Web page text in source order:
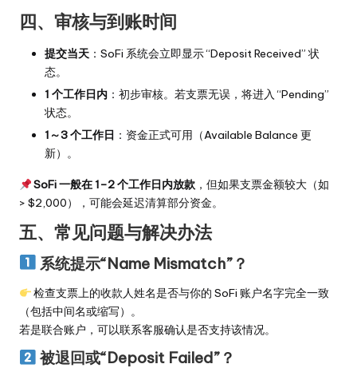
四、审核与到账时间
提交当天 ：SoFi 系统会立即显示 “Deposit Received” 状
态。
1 个工作日内 ：初步审核。若支票无误，将进入 “Pending”
状态。
1～3 个工作日 ：资金正式可用（Available Balance 更
新）。
SoFi 一般在 1–2 个工作日内放款 ，但如果支票金额较大（如
> $2,000），可能会延迟清算部分资金。
五、常见问题与解决办法
系统提示“Name Mismatch”？
检查支票上的收款人姓名是否与你的 SoFi 账户名字完全一致
（包括中间名或缩写）。
若是联合账户，可以联系客服确认是否支持该情况。
被退回或“Deposit Failed”？